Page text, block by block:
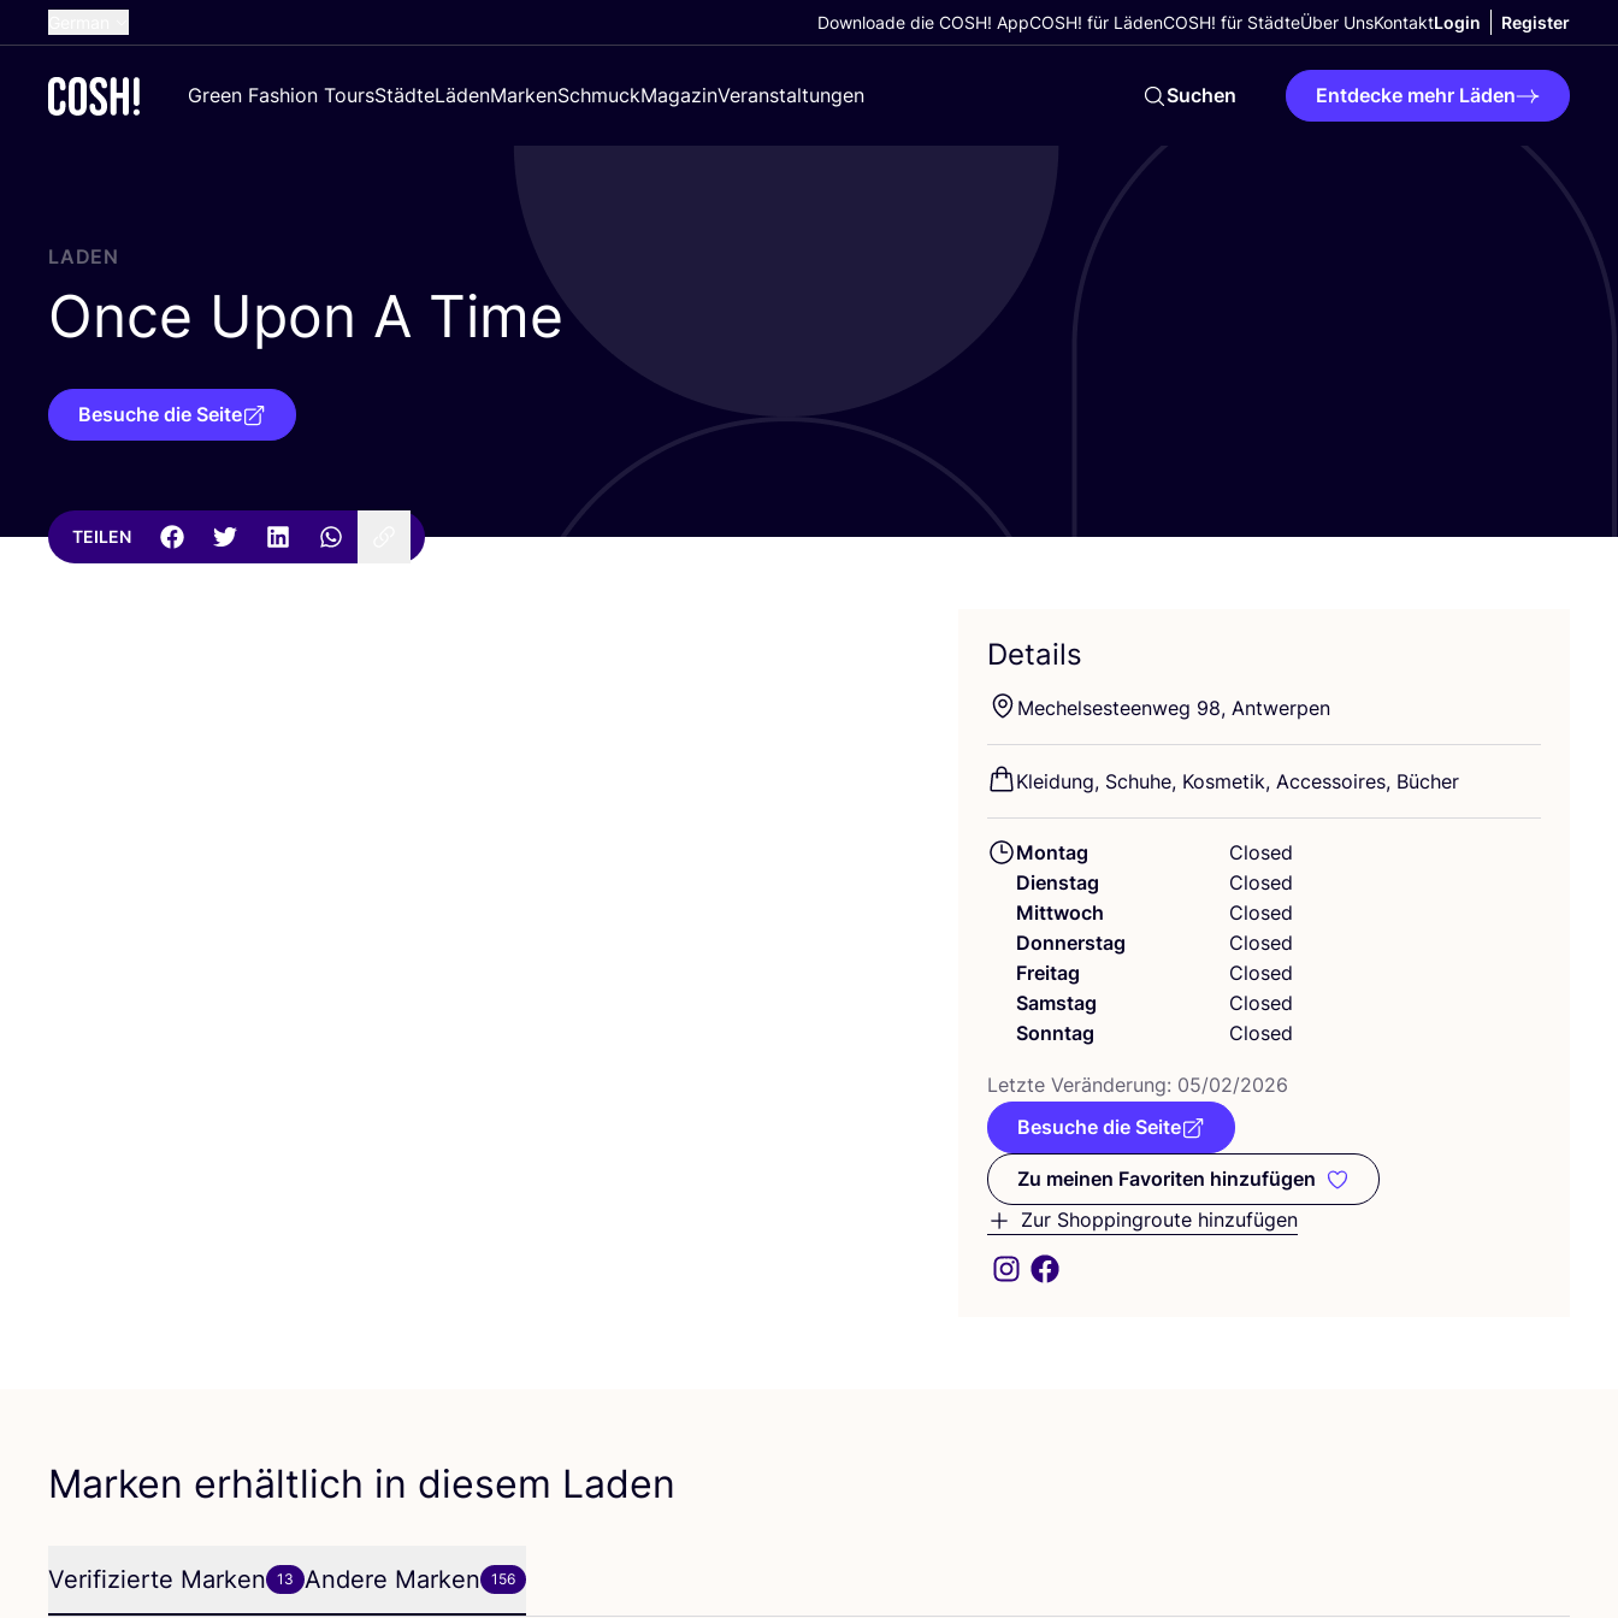
Dutch
Croatian
Downloade die COSH! AppCOSH! für LädenCOSH! für StädteÜber UnsKontaktLogin Register
Green Fashion ToursStädteLädenMarkenSchmuckMagazinVeranstaltungen Suchen Entdecke mehr Läden
LADEN
Once Upon A Time
Besuche die Seite
TEILEN
Details
Mechel­ses­teen­weg 98, Antwerpen
Klei­dung, Schu­he, Kos­me­tik, Acces­soires, Bücher
Montag
Closed
Dienstag
Closed
Mittwoch
Closed
Donnerstag
Closed
Freitag
Closed
Samstag
Closed
Sonntag
Closed
Letz­te Ver­än­de­rung: 05/02/2026
Besuche die Seite
Zu meinen Favoriten hinzufügen
Zu meinen Favoriten hinzufügen
Zur Shoppingroute hinzufügen
Marken erhältlich in diesem Laden
Verifizierte Marken 13 Andere Marken 156